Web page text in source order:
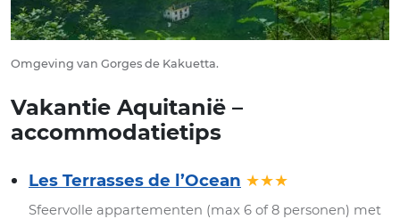
Omgeving van Gorges de Kakuetta.
Vakantie Aquitanië –
accommodatietips
Les Terrasses de l’Ocean ★★★
Sfeervolle appartementen (max 6 of 8 personen) met